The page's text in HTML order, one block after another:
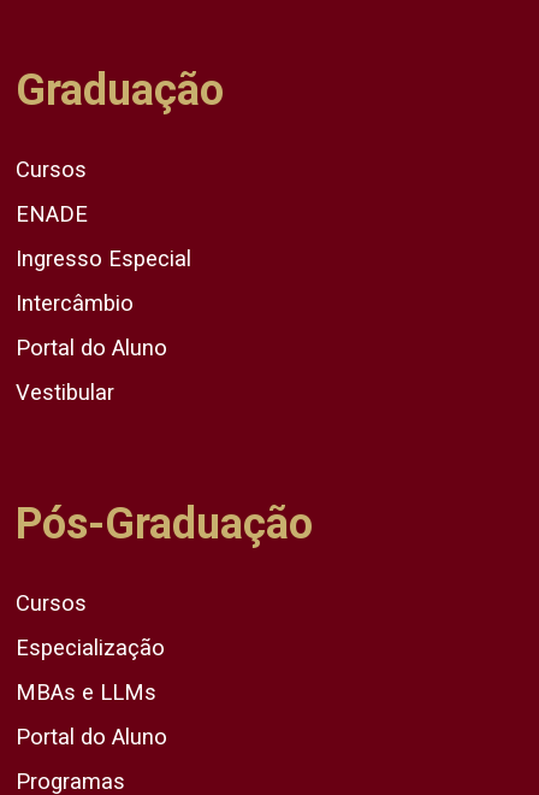
Graduação
Cursos
ENADE
Ingresso Especial
Intercâmbio
Portal do Aluno
Vestibular
Pós-Graduação
Cursos
Especialização
MBAs e LLMs
Portal do Aluno
Programas